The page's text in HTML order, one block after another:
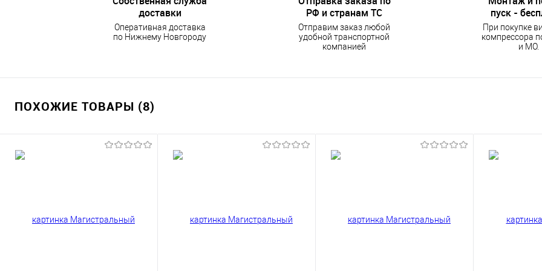
доставки
Оперативная доставка
по Нижнему Новгороду
РФ и странам ТС
Отправим заказ любой
удобной транспортной
компанией
пуск -
При покупке
компрессора
и МО.
ПОХОЖИЕ ТОВАРЫ (8)